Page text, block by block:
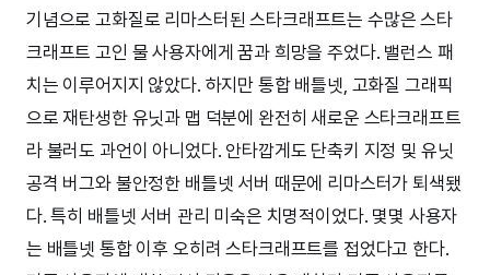
기념으로 고화질로 리마스터된 스타크래프트는 수많은 스타
크래프트 고인 물 사용자에게 꿈과 희망을 주었다. 밸런스 패
치는 이루어지지 않았다. 하지만 통합 배틀넷, 고화질 그래픽
으로 재탄생한 유닛과 맵 덕분에 완전히 새로운 스타크래프트
라 불러도 과언이 아니었다. 안타깝게도 단축키 지정 및 유닛
공격 버그와 불안정한 배틀넷 서버 때문에 리마스터가 퇴색됐
다. 특히 배틀넷 서버 관리 미숙은 치명적이었다. 몇몇 사용자
는 배틀넷 통합 이후 오히려 스타크래프트를 접었다고 한다.